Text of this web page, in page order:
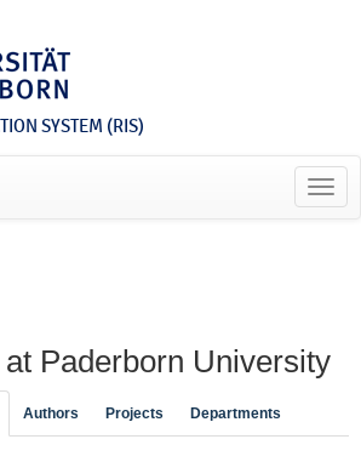
SYSTEM (RIS)
Paderborn University
Authors Projects Departments